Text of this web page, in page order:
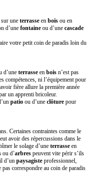
sur une terrasse en bois ou en
d’une fontaine ou d’une cascade
votre petit coin de paradis loin du
d’une terrasse en bois n’est pas
compétences, ni l’équipement pour
fière allure la première année
un apprenti bricoleur.
patio ou d’une clôture pour
Certaines contraintes comme le
avoir des répercussions dans le
le solage d’une terrasse en
ou d’arbres peuvent vite périr s’ils
d’un paysagiste professionnel,
correspondre au coin de paradis